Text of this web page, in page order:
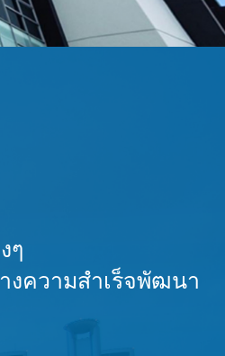
ๆ
งความสำเร็จพัฒนา